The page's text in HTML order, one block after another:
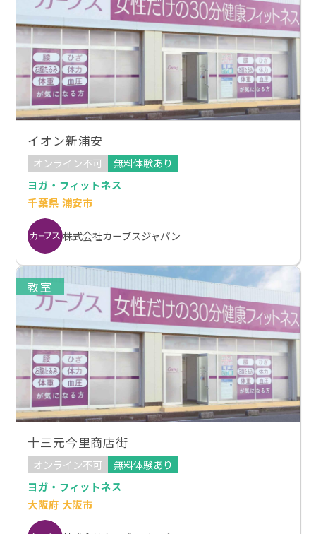
イオン新浦安
オンライン不可
無料体験あり
ヨガ・フィットネス
千葉県 浦安市
株式会社カーブスジャパン
教室
十三元今里商店街
オンライン不可
無料体験あり
ヨガ・フィットネス
大阪府 大阪市